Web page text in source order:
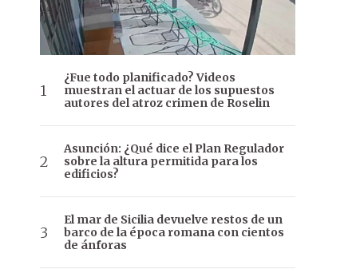
¿Fue todo planificado? Videos
muestran el actuar de los supuestos
autores del atroz crimen de Roselin
Asunción: ¿Qué dice el Plan Regulador
sobre la altura permitida para los
edificios?
El mar de Sicilia devuelve restos de un
barco de la época romana con cientos
de ánforas